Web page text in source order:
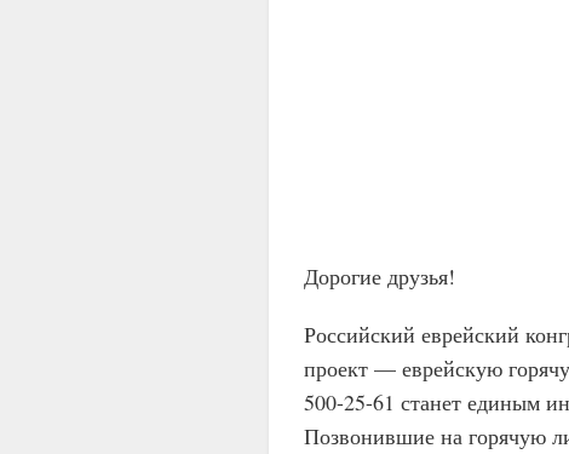
Дорогие друзья!
Российский еврейский
проект — еврейскую
500-25-61 станет единым
Позвонившие на горячую